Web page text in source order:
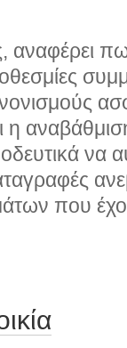
η
να
που